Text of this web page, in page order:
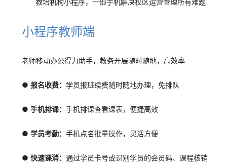
小程序教师端
老师移动办公得力助手，教务开展随时随地，高效率
● 报名收费：学员报班续费随时随地办理，免排队
● 手机排课：手机排课查看课表，便捷高效
● 学员考勤：手机点名批量操作，灵活方便
● 快速课消：通过学员卡号或识别学员的会员码、课程核销